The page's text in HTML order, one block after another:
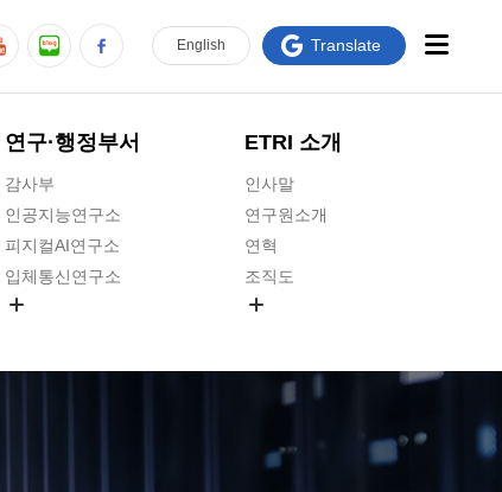
연구·행정부서
감사부
인공지능연구소
피지컬AI연구소
입체통신연구소
ETRI 소개
인사말
연구원소개
연혁
조직도
연구원 고객헌장
주요업무연락처
English Translate